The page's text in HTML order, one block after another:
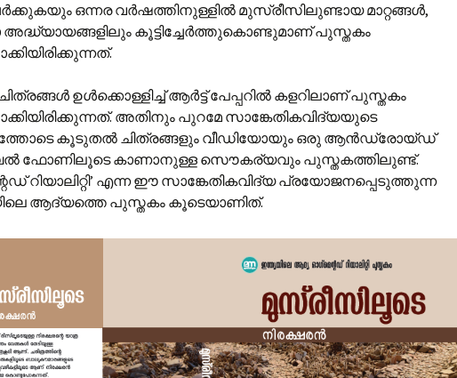
ഒന്നര വർഷത്തിനുള്ളിൽ മുസ്‌രീസിലുണ്ടായ മാറ്റങ്ങൾ,
അദ്ധ്യായങ്ങളിലും കൂട്ടിച്ചേർത്തുകൊണ്ടുമാണ് പുസ്തകം
ഉൾക്കൊള്ളിച്ച് ആർട്ട് പേപ്പറിൽ കളറിലാണ് പുസ്തകം
അതിനും പുറമേ സാങ്കേതികവിദ്യയുടെ
കൂടുതൽ ചിത്രങ്ങളും വീഡിയോയും ഒരു ആൻഡ്രോയ്ഡ്
ഫോണിലൂടെ കാണാനുള്ള സൌകര്യവും പുസ്തകത്തിലുണ്ട്.
റിയാലിറ്റി’ എന്ന ഈ സാങ്കേതികവിദ്യ പ്രയോജനപ്പെടുത്തുന്ന
ആദ്യത്തെ പുസ്തകം കൂടെയാണിത്.